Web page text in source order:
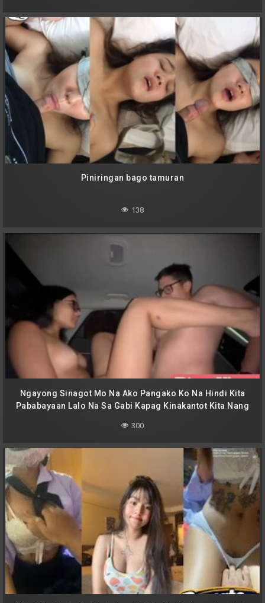
Piniringan bago tamuran
138
Ngayong Sinagot Mo Na Ako Pangako Ko Na Hindi Kita
Pababayaan Lalo Na Sa Gabi Kapag Kinakantot Kita Nang
300